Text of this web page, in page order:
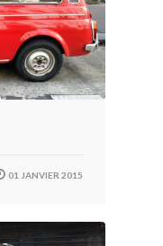
01 JANVIER 2015